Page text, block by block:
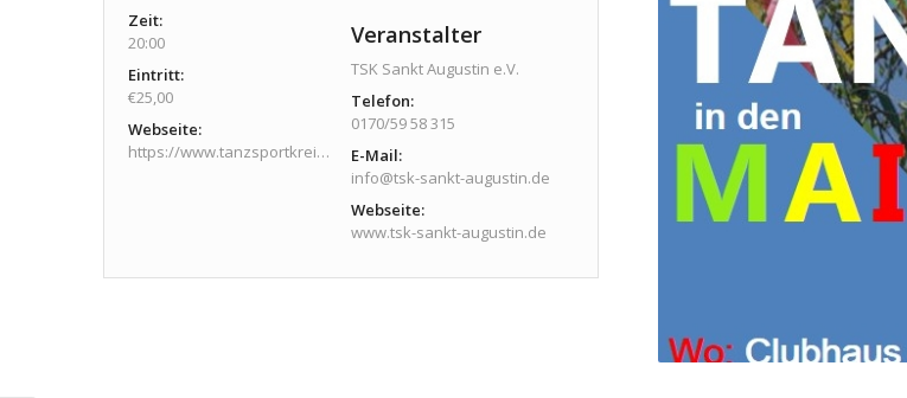
Zeit:
20:00
Eintritt:
€25,00
Webseite:
https://www.tanzsportkreis-sankt-augustin.de/veranstaltungen/veranstaltungen
Veranstalter
TSK Sankt Augustin e.V.
Telefon:
0170/59 58 315
E-Mail:
info@tsk-sankt-augustin.de
Webseite:
www.tsk-sankt-augustin.de